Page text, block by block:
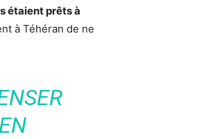
étaient prêts à
à Téhéran de ne